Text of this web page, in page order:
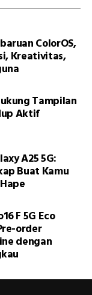
ColorOS,
Kreativitas,
Tampilan
Aktif
A25 5G:
Buat Kamu
F 5G Eco
order
dengan